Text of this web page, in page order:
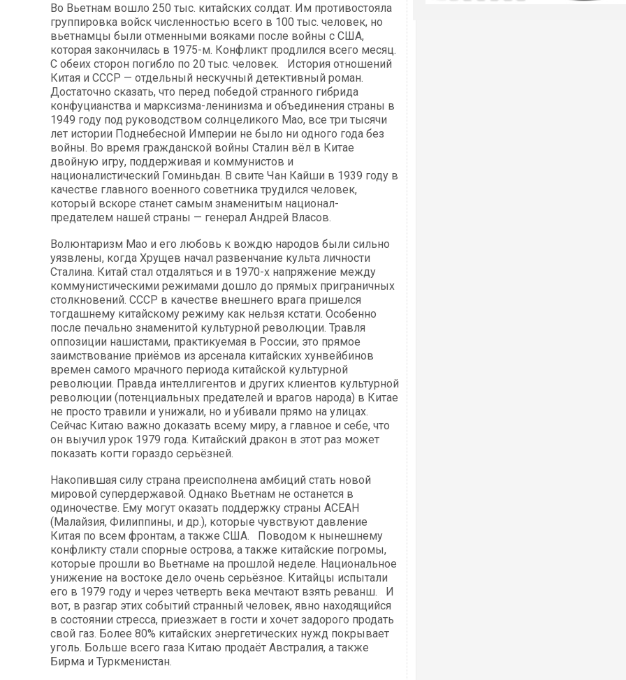
Во Вьетнам вошло 250 тыс. китайских солдат. Им противостояла
группировка войск численностью всего в 100 тыс. человек, но
вьетнамцы были отменными вояками после войны с США,
которая закончилась в 1975-м. Конфликт продлился всего месяц.
С обеих сторон погибло по 20 тыс. человек. История отношений
Китая и СССР — отдельный нескучный детективный роман.
Достаточно сказать, что перед победой странного гибрида
конфуцианства и марксизма-ленинизма и объединения страны в
1949 году под руководством солнцеликого Мао, все три тысячи
лет истории Поднебесной Империи не было ни одного года без
войны. Во время гражданской войны Сталин вёл в Китае
двойную игру, поддерживая и коммунистов и
националистический Гоминьдан. В свите Чан Кайши в 1939 году в
качестве главного военного советника трудился человек,
который вскоре станет самым знаменитым национал-
предателем нашей страны — генерал Андрей Власов.
Волюнтаризм Мао и его любовь к вождю народов были сильно
уязвлены, когда Хрущев начал развенчание культа личности
Сталина. Китай стал отдаляться и в 1970-х напряжение между
коммунистическими режимами дошло до прямых приграничных
столкновений. СССР в качестве внешнего врага пришелся
тогдашнему китайскому режиму как нельзя кстати. Особенно
после печально знаменитой культурной революции. Травля
оппозиции нашистами, практикуемая в России, это прямое
заимствование приёмов из арсенала китайских хунвейбинов
времен самого мрачного периода китайской культурной
революции. Правда интеллигентов и других клиентов культурной
революции (потенциальных предателей и врагов народа) в Китае
не просто травили и унижали, но и убивали прямо на улицах.
Сейчас Китаю важно доказать всему миру, а главное и себе, что
он выучил урок 1979 года. Китайский дракон в этот раз может
показать когти гораздо серьёзней.
Накопившая силу страна преисполнена амбиций стать новой
мировой супердержавой. Однако Вьетнам не останется в
одиночестве. Ему могут оказать поддержку страны АСЕАН
(Малайзия, Филиппины, и др.), которые чувствуют давление
Китая по всем фронтам, а также США. Поводом к нынешнему
конфликту стали спорные острова, а также китайские погромы,
которые прошли во Вьетнаме на прошлой неделе. Национальное
унижение на востоке дело очень серьёзное. Китайцы испытали
его в 1979 году и через четверть века мечтают взять реванш. И
вот, в разгар этих событий странный человек, явно находящийся
в состоянии стресса, приезжает в гости и хочет задорого продать
свой газ. Более 80% китайских энергетических нужд покрывает
уголь. Больше всего газа Китаю продаёт Австралия, а также
Бирма и Туркменистан.